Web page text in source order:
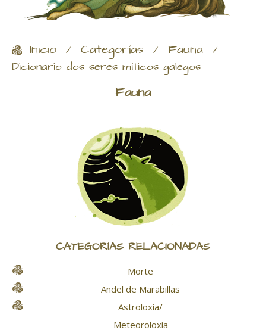
Inicio / Categorías / Fauna /
Dicionario dos seres míticos galegos
Fauna
CATEGORÍAS RELACIONADAS
Morte
Andel de Marabillas
Astroloxía/
Meteoroloxía